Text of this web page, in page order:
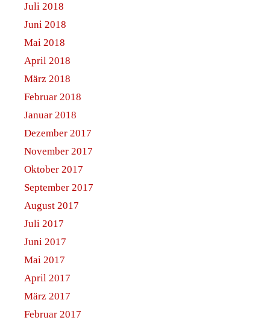
Juli 2018
Juni 2018
Mai 2018
April 2018
März 2018
Februar 2018
Januar 2018
Dezember 2017
November 2017
Oktober 2017
September 2017
August 2017
Juli 2017
Juni 2017
Mai 2017
April 2017
März 2017
Februar 2017